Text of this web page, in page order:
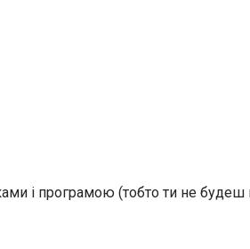
і програмою (тобто ти не будеш